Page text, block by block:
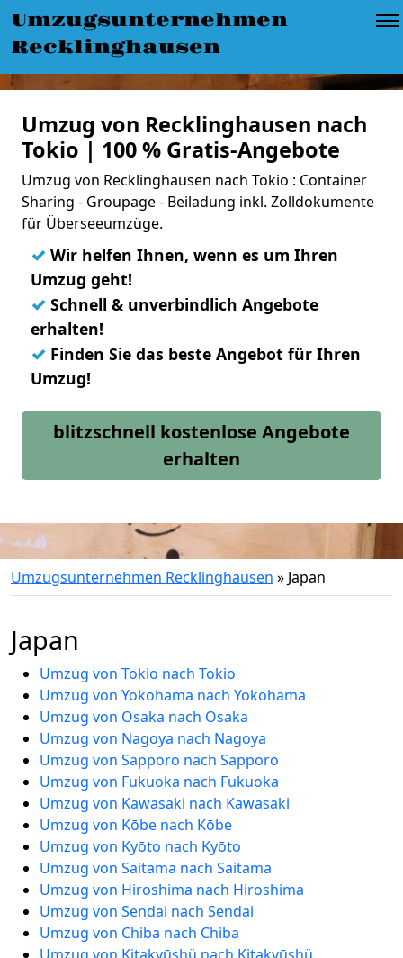
Umzugsunternehmen
Recklinghausen
Umzug von Recklinghausen nach
Tokio | 100 % Gratis-Angebote
Umzug von Recklinghausen nach Tokio : Container
Sharing - Groupage - Beiladung inkl. Zolldokumente
für Überseeumzüge.
✓ Wir helfen Ihnen, wenn es um Ihren
Umzug geht!
✓ Schnell & unverbindlich Angebote
erhalten!
✓ Finden Sie das beste Angebot für Ihren
Umzug!
blitzschnell kostenlose Angebote
erhalten
Umzugsunternehmen Recklinghausen » Japan
Japan
Umzug von Tokio nach Tokio
Umzug von Yokohama nach Yokohama
Umzug von Osaka nach Osaka
Umzug von Nagoya nach Nagoya
Umzug von Sapporo nach Sapporo
Umzug von Fukuoka nach Fukuoka
Umzug von Kawasaki nach Kawasaki
Umzug von Kōbe nach Kōbe
Umzug von Kyōto nach Kyōto
Umzug von Saitama nach Saitama
Umzug von Hiroshima nach Hiroshima
Umzug von Sendai nach Sendai
Umzug von Chiba nach Chiba